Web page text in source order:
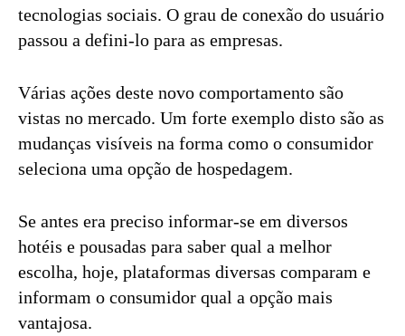
tecnologias sociais. O grau de conexão do usuário
passou a defini-lo para as empresas.
Várias ações deste novo comportamento são
vistas no mercado. Um forte exemplo disto são as
mudanças visíveis na forma como o consumidor
seleciona uma opção de hospedagem.
Se antes era preciso informar-se em diversos
hotéis e pousadas para saber qual a melhor
escolha, hoje, plataformas diversas comparam e
informam o consumidor qual a opção mais
vantajosa.